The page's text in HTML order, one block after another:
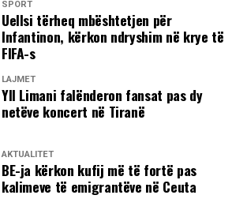
SPORT
Uellsi tërheq mbështetjen për
Infantinon, kërkon ndryshim në krye të
FIFA-s
LAJMET
Yll Limani falënderon fansat pas dy
netëve koncert në Tiranë
AKTUALITET
BE-ja kërkon kufij më të fortë pas
kalimeve të emigrantëve në Ceuta